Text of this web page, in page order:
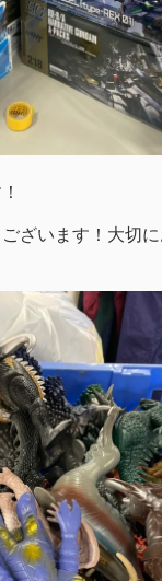
ざいます！大切